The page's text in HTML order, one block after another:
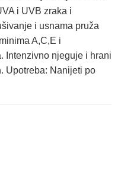
i UVB zraka i
i usnama pruža
A,C,E i
Intenzivno njeguje i hrani
Upotreba: Nanijeti po